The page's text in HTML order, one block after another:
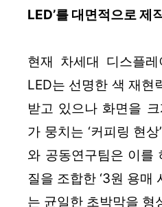
LED’를 대면적으로 제
현재 차세대 디스플
LED는 선명한 색 재현
받고 있으나 화면을
가 뭉치는 ‘커피링 현
와 공동연구팀은 이를
질을 조합한 ‘3원 용매
는 균일한 초박막을 형